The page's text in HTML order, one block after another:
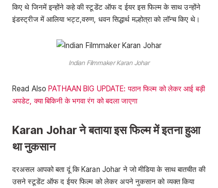
किए थे जिनमें इन्होंने कहे की स्टूडेंट ऑफ द ईयर इस फिल्म के साथ उन्होंने
इंडस्ट्रीज में आलिया भट्ट,वरुण, धवन सिद्धार्थ मल्होत्रा को लॉन्च किए थे।
Indian Filmmaker Karan Johar
Read AlsoPATHAAN BIG UPDATE: पठान फिल्म को लेकर आई बड़ी
अपडेट, क्या बिकिनी के भगवा रंग को बदला जाएगा
Karan Johar ने बताया इस फिल्म में इतना हुआ
था नुकसान
दरअसल आपको बता दूं कि Karan Johar ने जो मीडिया के साथ बातचीत की
उसने स्टूडेंट ऑफ द ईयर फिल्म को लेकर अपने नुकसान को व्यक्त किया